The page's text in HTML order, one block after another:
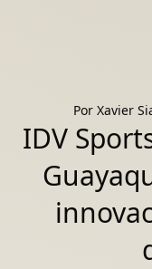
Por Xavier
IDV